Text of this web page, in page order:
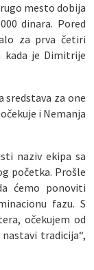
mesto dobija
dinara. Pored
za prva četiri
kada je Dimitrije
sredstava za one
i Nemanja
naziv ekipa sa
početka. Prošle
ćemo ponoviti
fazu. S
očekujem od
tradicija“,